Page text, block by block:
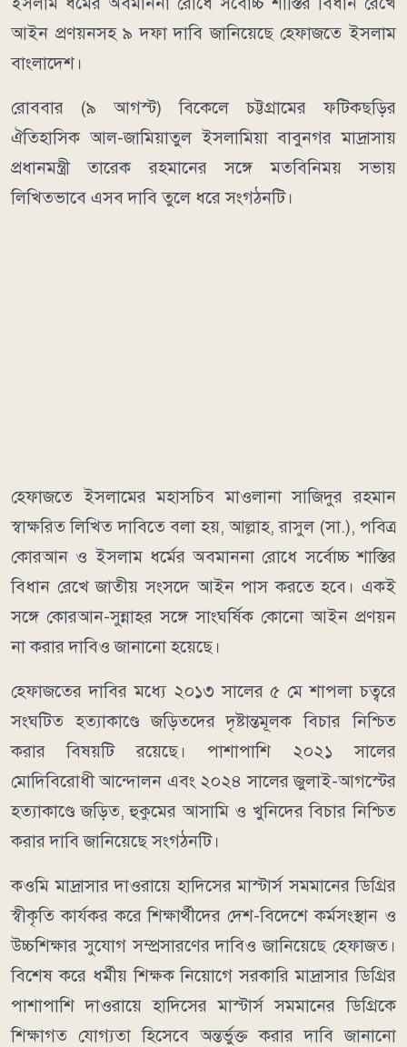
আইন প্রণয়নসহ ৯ দফা দাবি জানিয়েছে হেফাজতে ইসলাম
বাংলাদেশ।
রোববার (৯ আগস্ট) বিকেলে চট্টগ্রামের ফটিকছড়ির
ঐতিহাসিক আল-জামিয়াতুল ইসলামিয়া বাবুনগর মাদ্রাসায়
প্রধানমন্ত্রী তারেক রহমানের সঙ্গে মতবিনিময় সভায়
লিখিতভাবে এসব দাবি তুলে ধরে সংগঠনটি।
হেফাজতে ইসলামের মহাসচিব মাওলানা সাজিদুর রহমান
স্বাক্ষরিত লিখিত দাবিতে বলা হয়, আল্লাহ, রাসুল (সা.), পবিত্র
কোরআন ও ইসলাম ধর্মের অবমাননা রোধে সর্বোচ্চ শাস্তির
বিধান রেখে জাতীয় সংসদে আইন পাস করতে হবে। একই
সঙ্গে কোরআন-সুন্নাহর সঙ্গে সাংঘর্ষিক কোনো আইন প্রণয়ন
না করার দাবিও জানানো হয়েছে।
হেফাজতের দাবির মধ্যে ২০১৩ সালের ৫ মে শাপলা চত্বরে
সংঘটিত হত্যাকাণ্ডে জড়িতদের দৃষ্টান্তমূলক বিচার নিশ্চিত
করার বিষয়টি রয়েছে। পাশাপাশি ২০২১ সালের
মোদিবিরোধী আন্দোলন এবং ২০২৪ সালের জুলাই-আগস্টের
হত্যাকাণ্ডে জড়িত, হুকুমের আসামি ও খুনিদের বিচার নিশ্চিত
করার দাবি জানিয়েছে সংগঠনটি।
কওমি মাদ্রাসার দাওরায়ে হাদিসের মাস্টার্স সমমানের ডিগ্রির
স্বীকৃতি কার্যকর করে শিক্ষার্থীদের দেশ-বিদেশে কর্মসংস্থান ও
উচ্চশিক্ষার সুযোগ সম্প্রসারণের দাবিও জানিয়েছে হেফাজত।
বিশেষ করে ধর্মীয় শিক্ষক নিয়োগে সরকারি মাদ্রাসার ডিগ্রির
পাশাপাশি দাওরায়ে হাদিসের মাস্টার্স সমমানের ডিগ্রিকে
শিক্ষাগত যোগ্যতা হিসেবে অন্তর্ভুক্ত করার দাবি জানানো